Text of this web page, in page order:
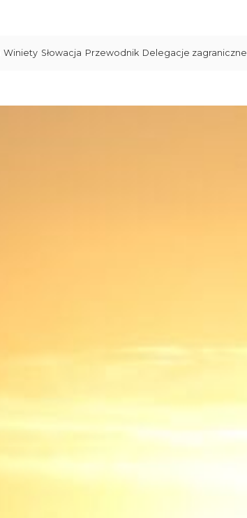
Winiety Słowacja Przewodnik Delegacje zagraniczne